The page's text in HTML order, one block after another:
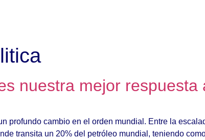
nuestra mejor respuesta
profundo cambio en el orden mundial. Entre la
transita un 20% del petróleo mundial, teniendo